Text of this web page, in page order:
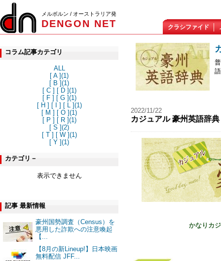
メルボルン / オーストラリア発
DENGON NET クラシファイド
コラム記事カテゴリ
ALL
[ A ](1)
[ B ](1)
[ C ] [ D ](1)
[ F ] [ G ](1)
[ H ] [ I ] [ L ](1)
[ M ] [ O ](1)
[ P ] [ R ](1)
[ S ](2)
[ T ] [ W ](1)
[ Y ](1)
カテゴリ－
表示できません
記事 最新情報
豪州国勢調査（Census）を
悪用した詐欺への注意喚起
【...
【8月の新Lineup!】日本映画
無料配信 JFF...
2022/11/22
カジュアル 豪州英語辞
かなりカ